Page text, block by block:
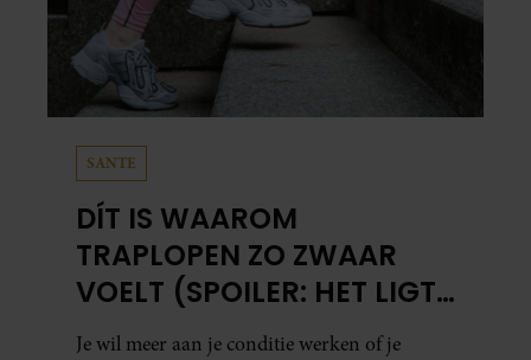
SANTE
DÍT IS WAAROM
TRAPLOPEN ZO ZWAAR
VOELT (SPOILER: HET LIGT
NIET AAN JE CONDITIE)
Je wil meer aan je conditie werken of je